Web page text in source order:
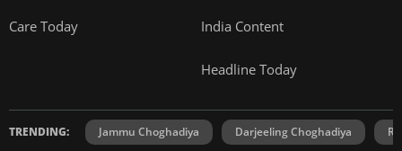
Care Today India Content
Headline Today
TRENDING: Jammu Choghadiya Darjeeling Choghadiya